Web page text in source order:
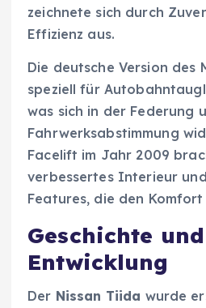
zeichnete sich durch
Effizienz aus.
Die deutsche Version des
speziell für
was sich in der Federung
Fahrwerksabstimmung
Facelift im Jahr 2009
verbessertes Interieur
Features, die den
Geschichte und
Entwicklung
Der Nissan Tiida wurde